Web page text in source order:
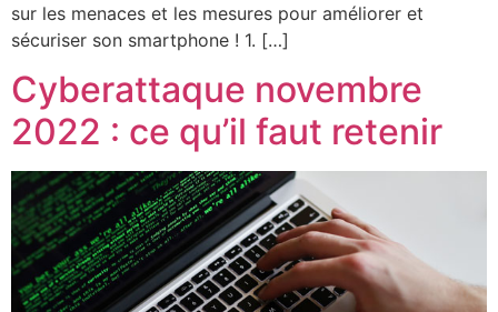
sur les menaces et les mesures pour améliorer et
sécuriser son smartphone ! 1. […]
Cyberattaque novembre
2022 : ce qu’il faut retenir